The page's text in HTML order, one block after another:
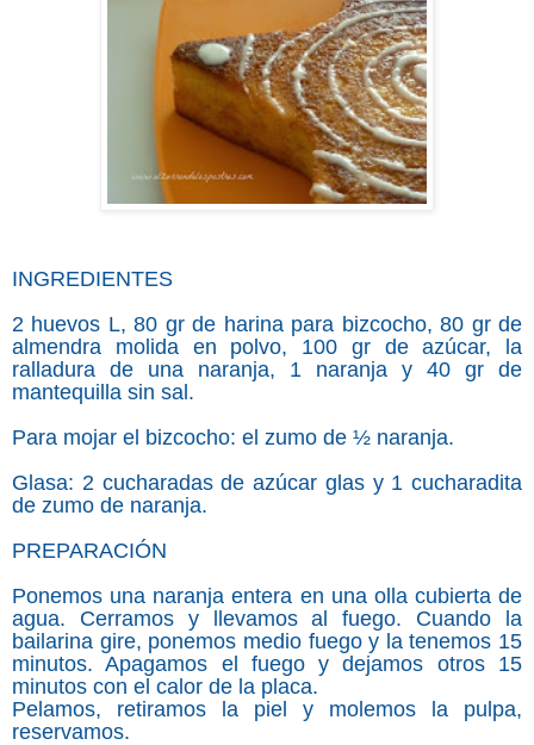
INGREDIENTES
2 huevos L, 80 gr de harina para bizcocho, 80 gr de
almendra molida en polvo, 100 gr de azúcar, la
ralladura de una naranja, 1 naranja y 40 gr de
mantequilla sin sal.
Para mojar el bizcocho: el zumo de ½ naranja.
Glasa: 2 cucharadas de azúcar glas y 1 cucharadita
de zumo de naranja.
PREPARACIÓN
Ponemos una naranja entera en una olla cubierta de
agua. Cerramos y llevamos al fuego. Cuando la
bailarina gire, ponemos medio fuego y la tenemos 15
minutos. Apagamos el fuego y dejamos otros 15
minutos con el calor de la placa.
Pelamos, retiramos la piel y molemos la pulpa,
reservamos.